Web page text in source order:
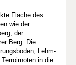
Fläche des
wie der
der
Berg. Die
Lehm-
in die